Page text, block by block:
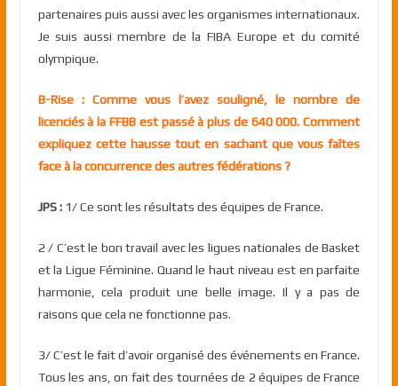
partenaires puis aussi avec les organismes internationaux.
Je suis aussi membre de la FIBA Europe et du comité
olympique.
B-Rise : Comme vous l’avez souligné, le nombre de
licenciés à la FFBB est passé à plus de 640 000. Comment
expliquez cette hausse tout en sachant que vous faîtes
face à la concurrence des autres fédérations ?
JPS : 1/ Ce sont les résultats des équipes de France.
2 / C’est le bon travail avec les ligues nationales de Basket
et la Ligue Féminine. Quand le haut niveau est en parfaite
harmonie, cela produit une belle image. Il y a pas de
raisons que cela ne fonctionne pas.
3/ C’est le fait d’avoir organisé des événements en France.
Tous les ans, on fait des tournées de 2 équipes de France